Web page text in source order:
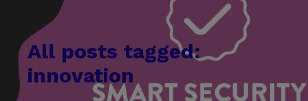
All posts tagged:
innovation